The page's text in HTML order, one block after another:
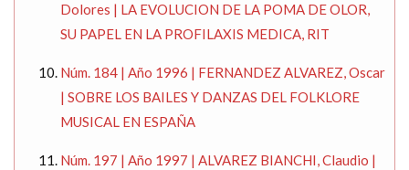
Dolores | LA EVOLUCION DE LA POMA DE OLOR,
SU PAPEL EN LA PROFILAXIS MEDICA, RIT
Núm. 184 | Año 1996 | FERNANDEZ ALVAREZ, Oscar
| SOBRE LOS BAILES Y DANZAS DEL FOLKLORE
MUSICAL EN ESPAÑA
Núm. 197 | Año 1997 | ALVAREZ BIANCHI, Claudio |